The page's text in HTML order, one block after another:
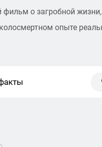
о загробной жизни,
опыте